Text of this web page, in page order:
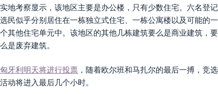
实地考察显示，该地区主要是办公楼，只有少数住宅。六名登记
选民似乎分别居住在一栋独立式住宅、一栋公寓楼以及可能的一
个其他住宅单元中。该地区的其他几栋建筑要么是商业建筑，要
么是废弃建筑。
匈牙利明天将进行投票 ，随着欧尔班和马扎尔的最后一搏，竞选
活动将进入最后几个小时。